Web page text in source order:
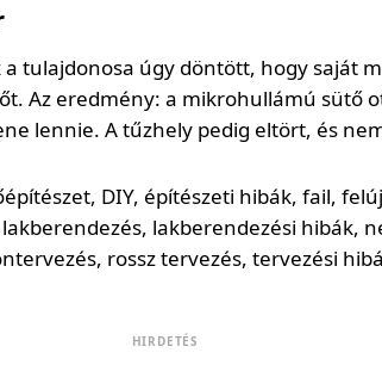
tulajdonosa úgy döntött, hogy saját
Az eredmény: a mikrohullámú sütő
lennie. A tűzhely pedig eltört, és
HIRDETÉS